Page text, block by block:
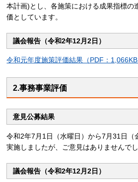
本計画)とし、各施策における成果指標の
価としています。
議会報告（令和2年12月2日）
令和元年度施策評価結果（PDF：1,066KB
2.事務事業評価
意見公募結果
令和2年7月1日（水曜日）から7月31日（
実施しましたが、ご意見はありませんでし
議会報告（令和2年12月2日）